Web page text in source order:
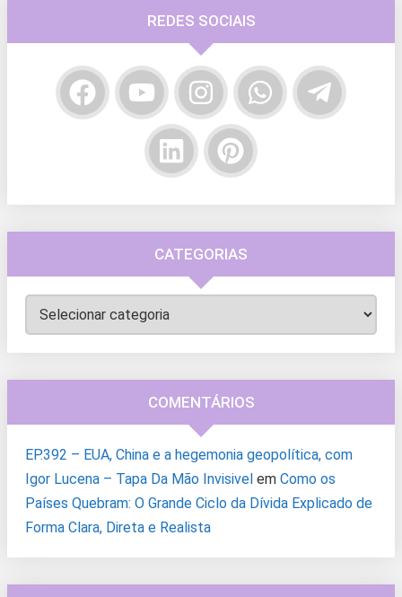
REDES SOCIAIS
CATEGORIAS
Categorias
COMENTÁRIOS
EP.392 – EUA, China e a hegemonia geopolítica, com
Igor Lucena – Tapa Da Mão Invisivel em Como os
Países Quebram: O Grande Ciclo da Dívida Explicado de
Forma Clara, Direta e Realista